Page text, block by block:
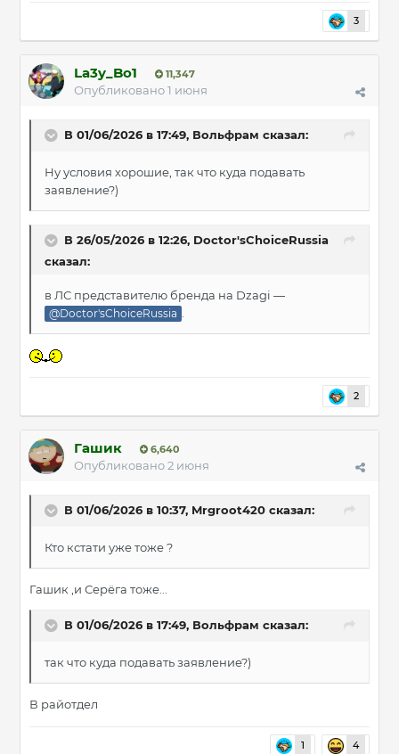
3
La3y_Bo1 11,347
Опубликовано1 июня
В 01/06/2026 в 17:49, Вольфрам сказал:
Ну условия хорошие, так что куда подавать
заявление?)
В 26/05/2026 в 12:26, Doctor'sChoiceRussia
сказал:
в ЛС представителю бренда на Dzagi —
@Doctor'sChoiceRussia
2
Гашик 6,640
Опубликовано2 июня
В 01/06/2026 в 10:37, Mrgroot420 сказал:
Кто кстати уже тоже ?
Гашик ,и Серёга тоже...
В 01/06/2026 в 17:49, Вольфрам сказал:
так что куда подавать заявление?)
В райотдел
1 4